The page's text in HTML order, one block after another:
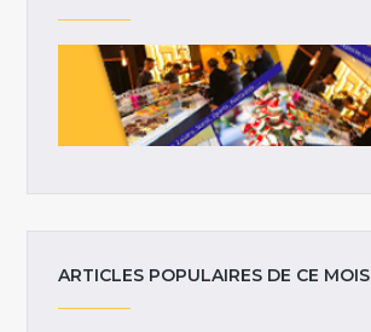
ARTICLES POPULAIRES DE CE MOIS